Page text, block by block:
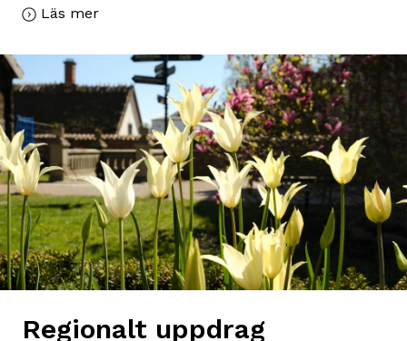
Läs mer
Regionalt uppdrag